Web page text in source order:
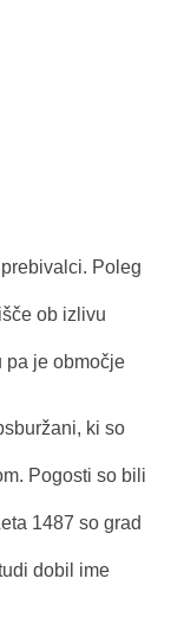
Poleg
ob izlivu
pa je območje
ki so
Pogosti so bili
1487 so grad
dobil ime